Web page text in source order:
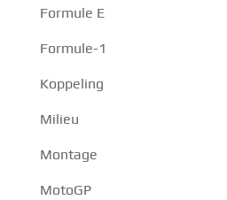
Formule E
Formule-1
Koppeling
Milieu
Montage
MotoGP